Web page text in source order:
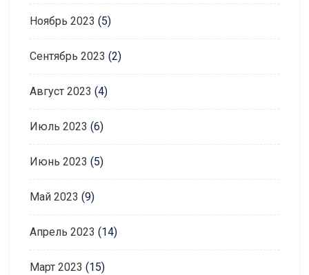
Ноябрь 2023 (5)
Сентябрь 2023 (2)
Август 2023 (4)
Июль 2023 (6)
Июнь 2023 (5)
Май 2023 (9)
Апрель 2023 (14)
Март 2023 (15)